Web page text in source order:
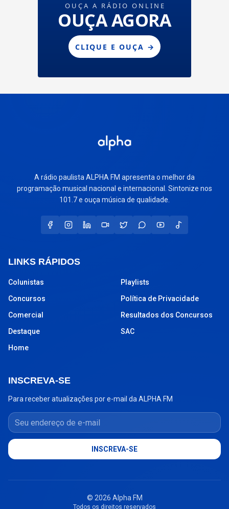
A rádio paulista ALPHA FM apresenta o melhor da
programação musical nacional e internacional. Sintonize nos
101.7 e ouça música de qualidade.
LINKS RÁPIDOS
Colunistas
Concursos
Comercial
Destaque
Home
Playlists
Política de Privacidade
Resultados dos Concursos
SAC
INSCREVA-SE
Para receber atualizações por e-mail da ALPHA FM
Seu endereço de e-mail
INSCREVA-SE
© 2026 Alpha FM
Todos os direitos reservados